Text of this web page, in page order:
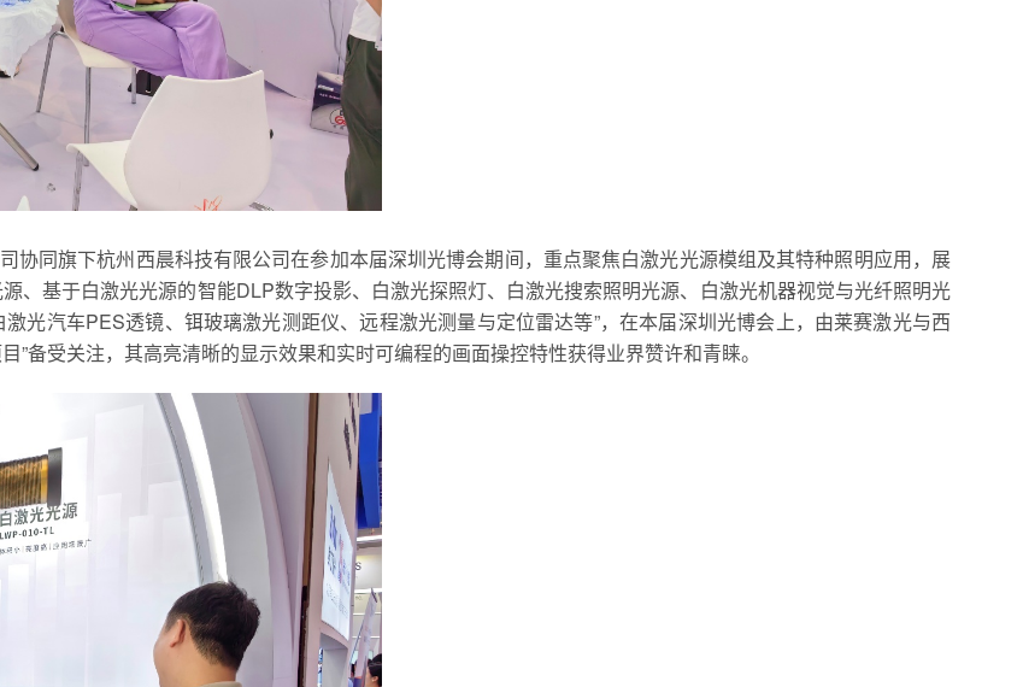
协同旗下杭州西晨科技有限公司在参加本届深圳光博会期间，重点聚焦白激光光源模组及其特种照明应用，展
、基于白激光光源的智能DLP数字投影、白激光探照灯、白激光搜索照明光源、白激光机器视觉与光纤照明光
光汽车PES透镜、铒玻璃激光测距仪、远程激光测量与定位雷达等”，在本届深圳光博会上，由莱赛激光与西
备受关注，其高亮清晰的显示效果和实时可编程的画面操控特性获得业界赞许和青睐。